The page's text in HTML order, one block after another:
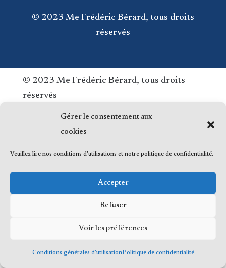
Gérer le consentement aux
cookies
Veuillez lire nos conditions d'utilisations et notre politique de confidentialité.
Accepter
Refuser
Voir les préférences
Conditions générales d’utilisationPolitique de confidentialité
© 2023 Me Frédéric Bérard, tous droits
réservés
© 2023 Me Frédéric Bérard, tous droits
réservés